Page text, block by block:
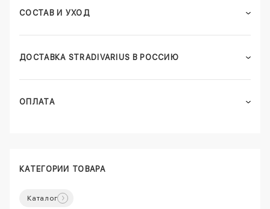
СОСТАВ И УХОД
ДОСТАВКА STRADIVARIUS В РОССИЮ
ОПЛАТА
КАТЕГОРИИ ТОВАРА
Каталог